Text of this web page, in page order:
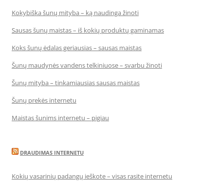
Kokybiška šunų mityba – ką naudinga žinoti
Sausas šunų maistas – iš kokių produktų gaminamas
Koks šunų ėdalas geriausias – sausas maistas
Šunų maudynės vandens telkiniuose – svarbu žinoti
Šunų mityba – tinkamiausias sausas maistas
Šunų prekės internetu
Maistas šunims internetu – pigiau
DRAUDIMAS INTERNETU
Kokių vasarinių padangų ieškote – visas rasite internetu